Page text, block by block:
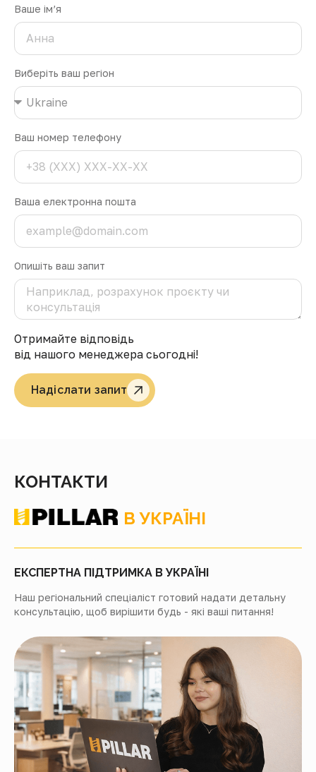
Ваше ім’я
Виберіть ваш регіон
Ваш номер телефону
Ваша електронна пошта
Опишіть ваш запит
Отримайте відповідь
від нашого менеджера сьогодні!
Надіслати запит
КОНТАКТИ
В УКРАЇНІ
ЕКСПЕРТНА ПІДТРИМКА В УКРАЇНІ
Наш регіональний спеціаліст готовий надати детальну
консультацію, щоб вирішити будь - які ваші питання!